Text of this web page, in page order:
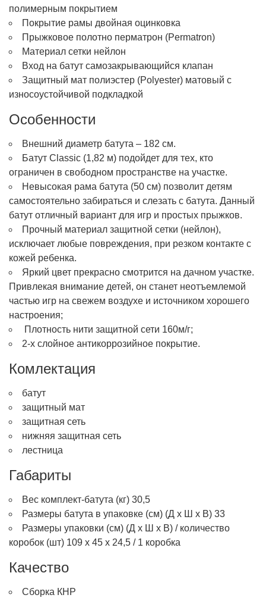
полимерным покрытием
Покрытие рамы двойная оцинковка
Прыжковое полотно перматрон (Permatron)
Материал сетки нейлон
Вход на батут самозакрывающийся клапан
Защитный мат полиэстер (Polyester) матовый с
износоустойчивой подкладкой
Особенности
Внешний диаметр батута – 182 см.
Батут Classic (1,82 м) подойдет для тех, кто
ограничен в свободном пространстве на участке.
Невысокая рама батута (50 см) позволит детям
самостоятельно забираться и слезать с батута. Данный
батут отличный вариант для игр и простых прыжков.
Прочный материал защитной сетки (нейлон),
исключает любые повреждения, при резком контакте с
кожей ребенка.
Яркий цвет прекрасно смотрится на дачном участке.
Привлекая внимание детей, он станет неотъемлемой
частью игр на свежем воздухе и источником хорошего
настроения;
Плотность нити защитной сети 160м/г;
2-х слойное антикоррозийное покрытие.
Комлектация
батут
защитный мат
защитная сеть
нижняя защитная сеть
лестница
Габариты
Вес комплект-батута (кг) 30,5
Размеры батута в упаковке (см) (Д х Ш х В) 33
Размеры упаковки (см) (Д х Ш х В) / количество
коробок (шт) 109 х 45 х 24,5 / 1 коробка
Качество
Сборка КНР